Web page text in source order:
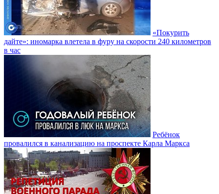
«Покурить
дайте»: иномарка влетела в фуру на скорости 240 километров
в час
Ребёнок
провалился в канализацию на проспекте Карла Маркса